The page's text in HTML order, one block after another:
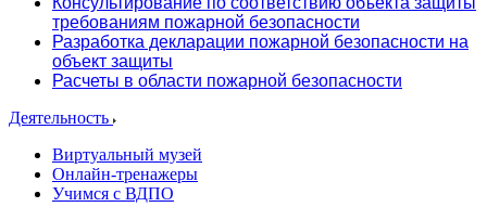
требованиям пожарной безопасности
Разработка декларации пожарной безопасности на
объект защиты
Расчеты в области пожарной безопасности
Деятельность
Виртуальный музей
Онлайн-тренажеры
Учимся с ВДПО